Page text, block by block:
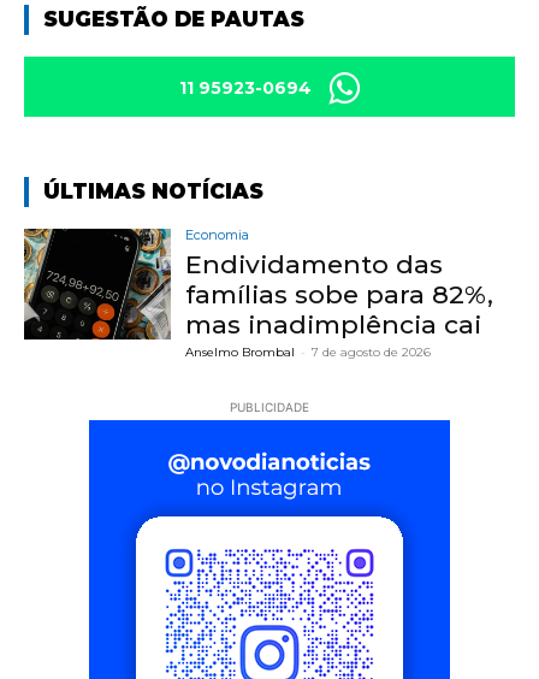
SUGESTÃO DE PAUTAS
11 95923-0694
ÚLTIMAS NOTÍCIAS
Economia
Endividamento das
famílias sobe para 82%,
mas inadimplência cai
Anselmo Brombal - 7 de agosto de 2026
PUBLICIDADE